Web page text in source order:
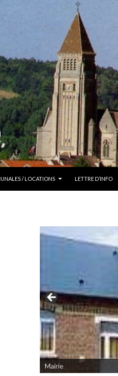
/ LOCATIONS LETTRE D’INFO
Mairie
Eglise de Thiescourt
grande guerre